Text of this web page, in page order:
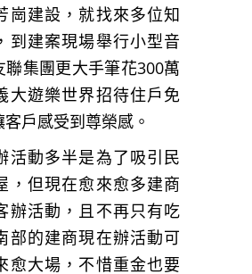
崗建設，就找來多位知
到建案現場舉行小型音
聯集團更大手筆花300萬
大遊樂世界招待住戶免
戶感受到尊榮感。
活動多半是為了吸引民
，但現在愈來愈多建商
辦活動，且不再只有吃
部的建商現在辦活動可
愈大場，不惜重金也要